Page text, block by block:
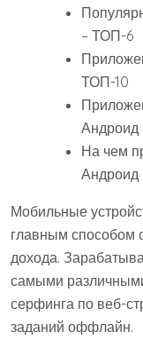
– ТОП-6
ТОП-10
На чем
Андроид
Мобильные
главным способом
дохода.
самыми
серфинга по веб-
заданий оффлайн.